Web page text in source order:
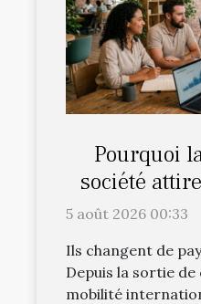
Pourquoi
société
profils
5 août 2026 00:33
Ils changent de
Depuis la sortie
mobilité